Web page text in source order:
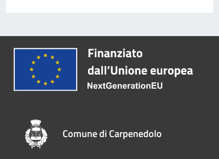
Comune di Carpenedolo